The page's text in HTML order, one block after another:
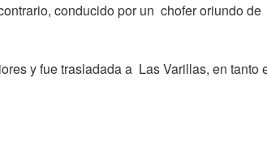
conducido por un chofer oriundo de
y fue trasladada a Las Varillas, en tanto